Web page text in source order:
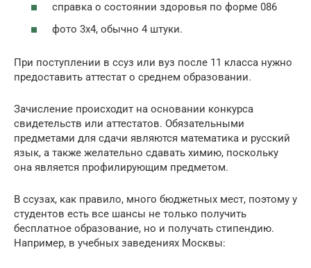
справка о состоянии здоровья по форме 086
фото 3х4, обычно 4 штуки.
При поступлении в ссуз или вуз после 11 класса нужно
предоставить аттестат о среднем образовании.
Зачисление происходит на основании конкурса
свидетельств или аттестатов. Обязательными
предметами для сдачи являются математика и русский
язык, а также желательно сдавать химию, поскольку
она является профилирующим предметом.
В ссузах, как правило, много бюджетных мест, поэтому у
студентов есть все шансы не только получить
бесплатное образование, но и получать стипендию.
Например, в учебных заведениях Москвы: